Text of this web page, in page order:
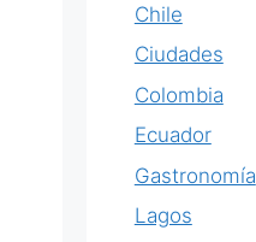
Chile
Ciudades
Colombia
Ecuador
Gastronomía
Lagos